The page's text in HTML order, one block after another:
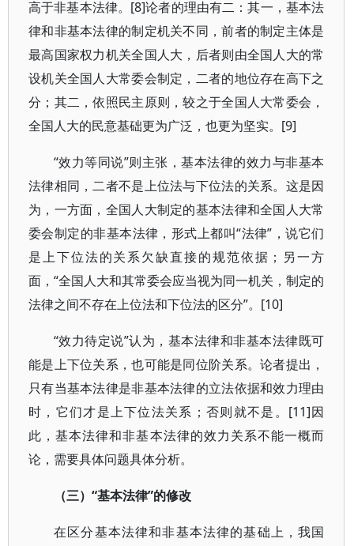
高于非基本法律。[8]论者的理由有二：其一，基本法
律和非基本法律的制定机关不同，前者的制定主体是
最高国家权力机关全国人大，后者则由全国人大的常
设机关全国人大常委会制定，二者的地位存在高下之
分；其二，依照民主原则，较之于全国人大常委会，
全国人大的民意基础更为广泛，也更为坚实。[9]
“效力等同说”则主张，基本法律的效力与非基本
法律相同，二者不是上位法与下位法的关系。这是因
为，一方面，全国人大制定的基本法律和全国人大常
委会制定的非基本法律，形式上都叫“法律”，说它们
是上下位法的关系欠缺直接的规范依据；另一方
面，“全国人大和其常委会应当视为同一机关，制定的
法律之间不存在上位法和下位法的区分”。[10]
“效力待定说”认为，基本法律和非基本法律既可
能是上下位关系，也可能是同位阶关系。论者提出，
只有当基本法律是非基本法律的立法依据和效力理由
时，它们才是上下位法关系；否则就不是。[11]因
此，基本法律和非基本法律的效力关系不能一概而
论，需要具体问题具体分析。
（三）“基本法律”的修改
在区分基本法律和非基本法律的基础上，我国